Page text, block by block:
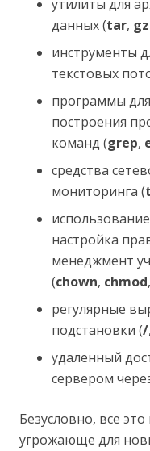
утилиты для
данных (tar,
инструменты
текстовых
программы
построения
команд (grep,
средства
мониторинга (
настройка
менеджмент
(chown, chmod,
регулярные
подстановки (/,
удаленный
сервером
Безусловно, все
угрожающе для